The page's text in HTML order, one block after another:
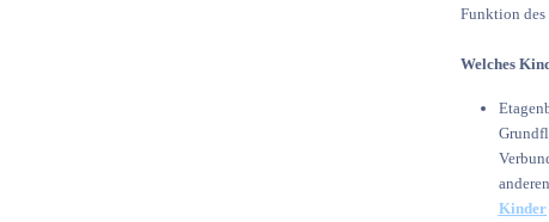
Funktion
Welches
Kinder